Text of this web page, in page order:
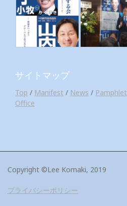
サイトマップ
Top / Manifest / News / Pamphlet
Office
Copyright ©Lee Komaki, 2019
プライバシーポリシー